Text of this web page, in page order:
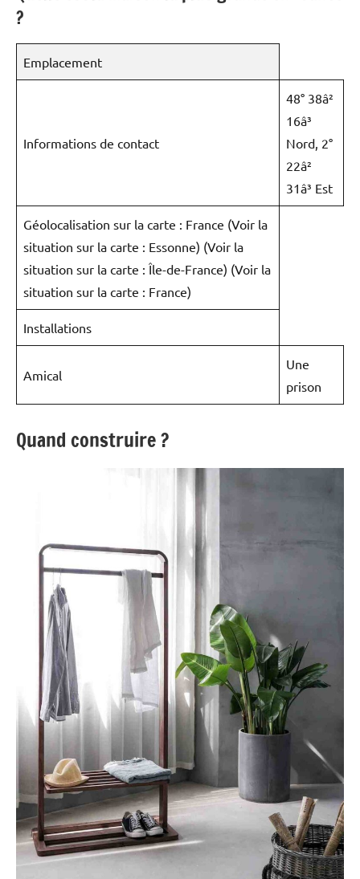
?
Emplacement
Informations de contact
48° 38â²
16â³
Nord, 2°
22â²
31â³ Est
Géolocalisation sur la carte : France (Voir la
situation sur la carte : Essonne) (Voir la
situation sur la carte : Île-de-France) (Voir la
situation sur la carte : France)
Installations
Amical
Une
prison
Quand construire ?